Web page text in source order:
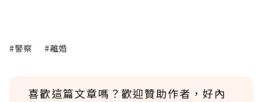
#警察 #離婚
喜歡這篇文章嗎？歡迎贊助作者，好內